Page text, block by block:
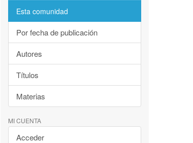
Esta comunidad
Por fecha de publicación
Autores
Títulos
Materias
MI CUENTA
Acceder